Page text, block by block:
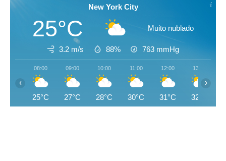
New York City
25°C Muito nublado
3.2 m/s 88% 763 mmHg
08:00
25°C
09:00
27°C
10:00
28°C
11:00
30°C
12:00
31°C
13:00
32°C
‹ ›